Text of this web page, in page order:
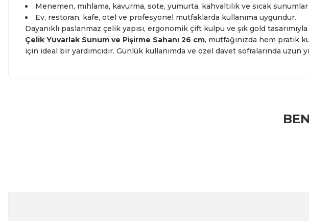
Menemen, mıhlama, kavurma, sote, yumurta, kahvaltılık ve sıcak
Ev, restoran, kafe, otel ve profesyonel mutfaklarda kullanıma uygundur.
Dayanıklı paslanmaz çelik yapısı, ergonomik çift kulpu ve şık gold tasarımıyla
Çelik Yuvarlak Sunum ve Pişirme Sahanı 26 cm, mutfağınızda hem pratik
için ideal bir yardımcıdır. Günlük kullanımda ve özel davet sofralarında